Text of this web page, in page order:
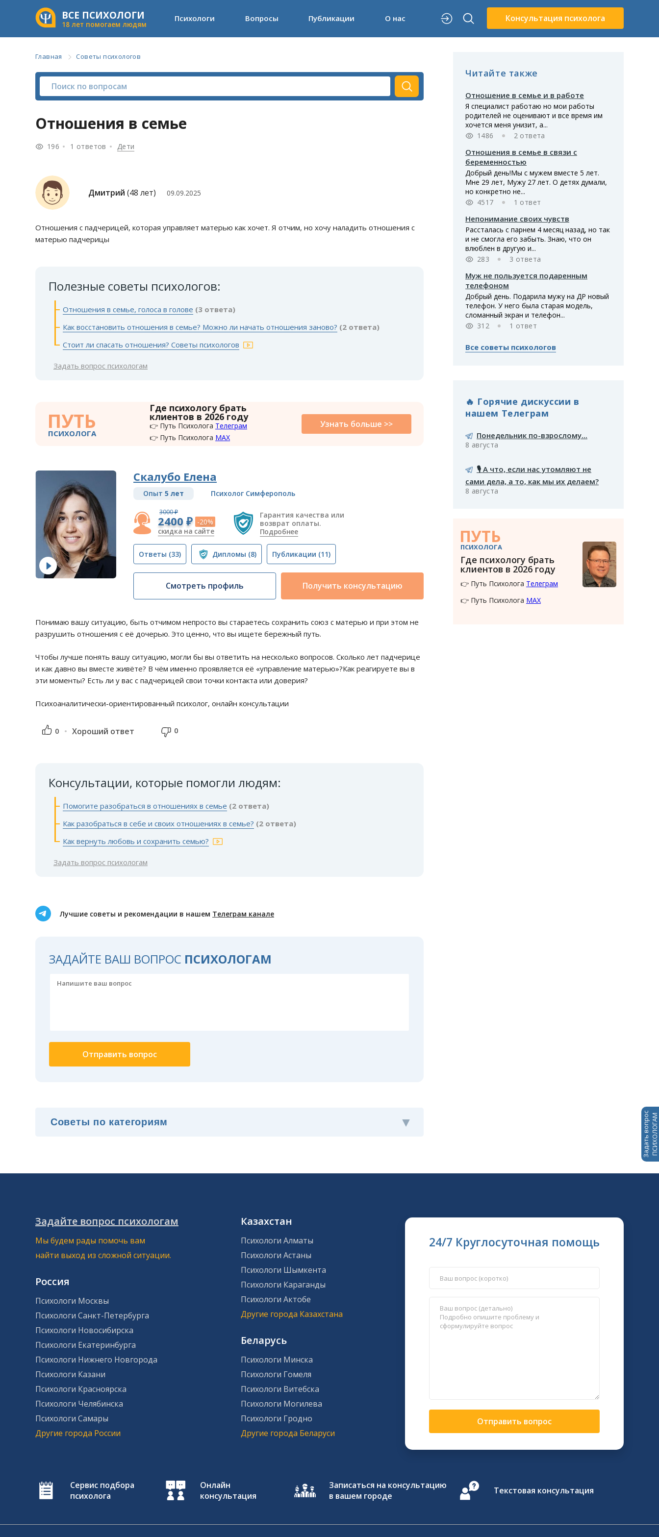
ВСЕ ПСИХОЛОГИ
18 лет помогаем людям
Психологи Вопросы Публикации О нас Консультация психолога
Главная Советы психологов
Отношения в семье
196 1 ответов Дети
Дмитрий (48 лет) 09.09.2025
Отношения с падчерицей, которая управляет матерью как хочет. Я отчим, но хочу наладить отношения с
матерью падчерицы
Полезные советы психологов:
Отношения в семье, голоса в голове (3 ответа)
Как восстановить отношения в семье? Можно ли начать отношения заново? (2 ответа)
Стоит ли спасать отношения? Советы психологов
Задать вопрос психологам
ПУТЬ
ПСИХОЛОГА
Где психологу брать
клиентов в 2026 году
👉 Путь Психолога Телеграм
👉 Путь Психолога MAX
Узнать больше >>
Скалубо Елена
Опыт 5 лет Психолог Симферополь
3000 ₽
2400 ₽ -20%
скидка на сайте
Гарантия качества или
возврат оплаты.
Подробнее
Ответы (33) Дипломы (8) Публикации (11)
Смотреть профиль Получить консультацию
Понимаю вашу ситуацию, быть отчимом непросто вы стараетесь сохранить союз с матерью и при этом не
разрушить отношения с её дочерью. Это ценно, что вы ищете бережный путь.
Чтобы лучше понять вашу ситуацию, могли бы вы ответить на несколько вопросов. Сколько лет падчерице
и как давно вы вместе живёте? В чём именно проявляется её «управление матерью»?Как реагируете вы в
эти моменты? Есть ли у вас с падчерицей свои точки контакта или доверия?
Психоаналитически-ориентированный психолог, онлайн консультации
0 Хороший ответ 0
Консультации, которые помогли людям:
Помогите разобраться в отношениях в семье (2 ответа)
Как разобраться в себе и своих отношениях в семье? (2 ответа)
Как вернуть любовь и сохранить семью?
Задать вопрос психологам
Лучшие советы и рекомендации в нашем Телеграм канале
ЗАДАЙТЕ ВАШ ВОПРОС ПСИХОЛОГАМ
Читайте также
Отношение в семье и в работе
Я специалист работаю но мои работы
родителей не оценивают и все время им
хочется меня унизит, а...
1486
2 ответа
Отношения в семье в связи с
беременностью
Добрый день!Мы с мужем вместе 5 лет.
Мне 29 лет, Мужу 27 лет. О детях думали,
но конкретно не...
4517
1 ответ
Непонимание своих чувств
Рассталась с парнем 4 месяц назад, но так
и не смогла его забыть. Знаю, что он
влюблен в другую и...
283
3 ответа
Муж не пользуется подаренным
телефоном
Добрый день. Подарила мужу на ДР новый
телефон. У него была старая модель,
сломанный экран и телефон...
312
1 ответ
Все советы психологов
🔥 Горячие дискуссии в
нашем Телеграм
Понедельник по-взрослому...
8 августа
🎙️ А что, если нас утомляют не
сами дела, а то, как мы их делаем?
8 августа
ПУТЬ
ПСИХОЛОГА
Где психологу брать
клиентов в 2026 году
👉 Путь Психолога Телеграм
👉 Путь Психолога MAX
Задать вопросПСИХОЛОГАМ
Задайте вопрос психологам
Мы будем рады помочь вам
найти выход из сложной ситуации.
Россия
Психологи Москвы
Психологи Санкт-Петербурга
Психологи Новосибирска
Психологи Екатеринбурга
Психологи Нижнего Новгорода
Психологи Казани
Психологи Красноярска
Психологи Челябинска
Психологи Самары
Другие города России
Казахстан
Психологи Алматы
Психологи Астаны
Психологи Шымкента
Психологи Караганды
Психологи Актобе
Другие города Казахстана
Беларусь
Психологи Минска
Психологи Гомеля
Психологи Витебска
Психологи Могилева
Психологи Гродно
Другие города Беларуси
24/7 Круглосуточная помощь
Отправить вопрос
Сервис подбора
психолога
Онлайн
консультация
Записаться на консультацию
в вашем городе
Текстовая консультация